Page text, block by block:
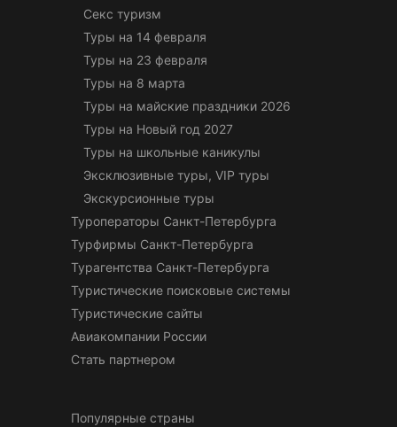
Секс туризм
Туры на 14 февраля
Туры на 23 февраля
Туры на 8 марта
Туры на майские праздники 2026
Туры на Новый год 2027
Туры на школьные каникулы
Эксклюзивные туры, VIP туры
Экскурсионные туры
Туроператоры Санкт-Петербурга
Турфирмы Санкт-Петербурга
Турагентства Санкт-Петербурга
Туристические поисковые системы
Туристические сайты
Авиакомпании России
Стать партнером
Популярные страны